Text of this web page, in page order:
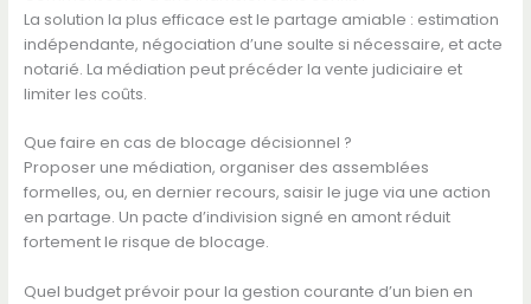
La solution la plus efficace est le partage amiable : estimation
indépendante, négociation d’une soulte si nécessaire, et acte
notarié. La médiation peut précéder la vente judiciaire et
limiter les coûts.
Que faire en cas de blocage décisionnel ?
Proposer une médiation, organiser des assemblées
formelles, ou, en dernier recours, saisir le juge via une action
en partage. Un pacte d’indivision signé en amont réduit
fortement le risque de blocage.
Quel budget prévoir pour la gestion courante d’un bien en